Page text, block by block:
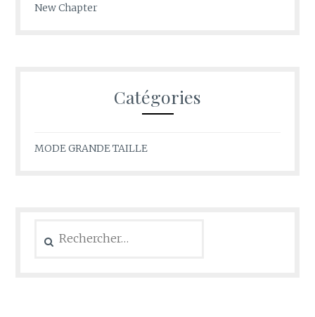
New Chapter
Catégories
MODE GRANDE TAILLE